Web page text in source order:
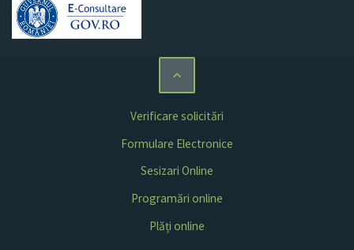
Verificare solicitări
Formulare Electronice
Sesizari Online
Programări online
Plăți online